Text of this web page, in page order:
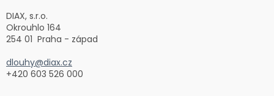
DIAX, s.r.o.
Okrouhlo 164
254 01 Praha - západ
dlouhy@diax.cz
+420 603 526 000